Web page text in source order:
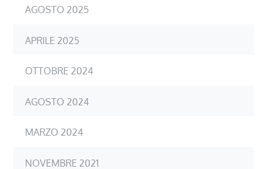
AGOSTO 2025
APRILE 2025
OTTOBRE 2024
AGOSTO 2024
MARZO 2024
NOVEMBRE 2021